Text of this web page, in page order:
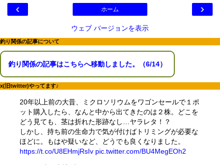
‹ ›
ホーム
ウェブ バージョンを表示
釣り関係の記事について
釣り関係の記事はこちらへ移動しました。（6/14）
x(旧twitter)やってます♪
20年以上前の大昔、ミクロソリウムをワゴンセールで１ポ
ット購入したら、なんと中から出てきたのは２株。どこを
どう見ても、茎は折れた形跡なし…ヤラレタ！？
しかし、持ち前の生命力で気が付けばトリミングが必要な
ほどに。もはや疑いなど、どうでも良くなりました。
https://t.co/U8EHmjRsIv pic.twitter.com/BU4MegEOh2